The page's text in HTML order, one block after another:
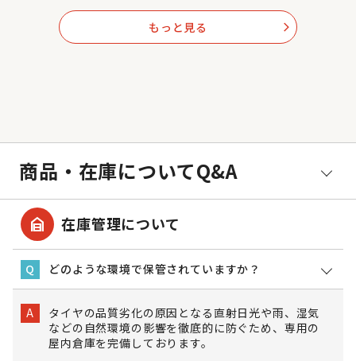
もっと見る arrow_forward_ios
商品・在庫についてQ&A
garage_home 在庫管理について
Q どのような環境で保管されていますか？
A
タイヤの品質劣化の原因となる直射日光や雨、湿気
などの自然環境の影響を徹底的に防ぐため、専用の
屋内倉庫を完備しております。